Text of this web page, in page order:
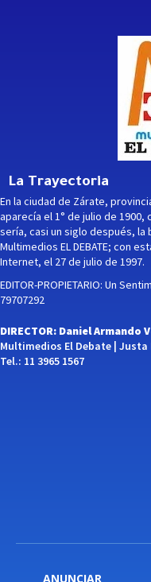
La Trayectoria
En la ciudad de Zárate,
aparecía el 1° de julio de
sería, casi un siglo después, la
Multimedios EL DEBATE; con
Internet, el 27 de julio de 1997.
EDITOR-PROPIETARIO: Un
79707292
DIRECTOR: Daniel Armando
Multimedios El Debate | Justa
Tel.: 11 3965 1567
ANUNCIAR